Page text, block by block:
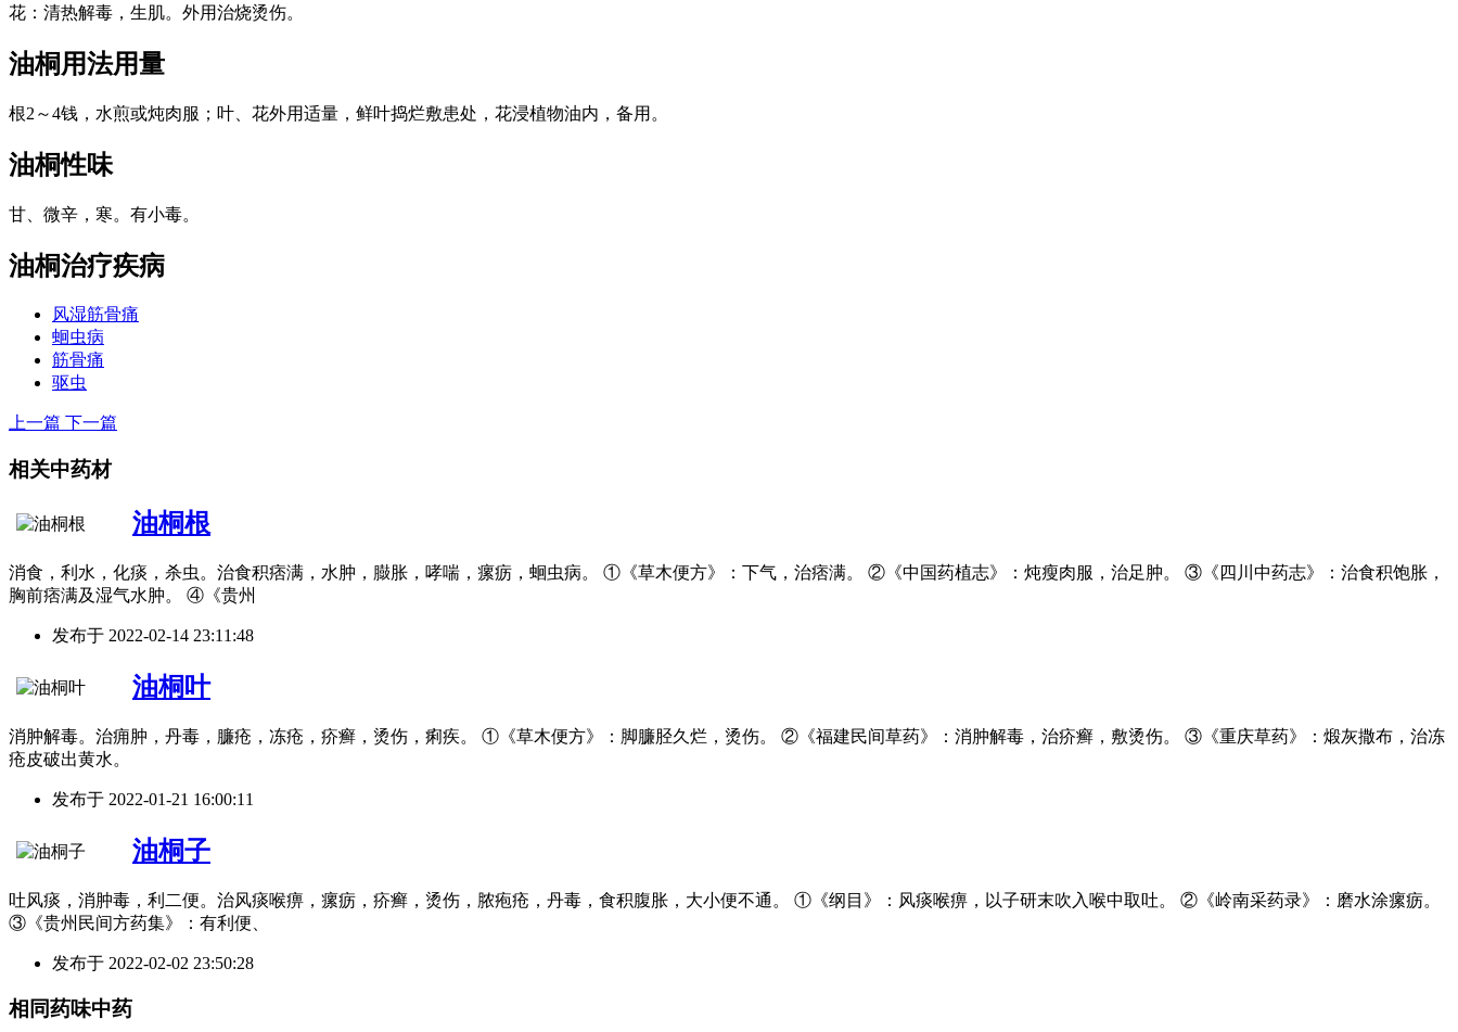
花：清热解毒，生肌。外用治烧烫伤。
油桐用法用量
根2～4钱，水煎或炖肉服；叶、花外用适量，鲜叶捣烂敷患处，花浸植物油内，备用。
油桐性味
甘、微辛，寒。有小毒。
油桐治疗疾病
风湿筋骨痛
蛔虫病
筋骨痛
驱虫
上一篇 下一篇
相关中药材
油桐根
消食，利水，化痰，杀虫。治食积痞满，水肿，臌胀，哮喘，瘰疬，蛔虫病。 ①《草木便方》：下气，治痞满。 ②《中国药植志》：炖瘦肉服，治足肿。 ③《四川中药志》：治食积饱胀，
胸前痞满及湿气水肿。 ④《贵州
发布于 2022-02-14 23:11:48
油桐叶
消肿解毒。治痈肿，丹毒，臁疮，冻疮，疥癣，烫伤，痢疾。 ①《草木便方》：脚臁胫久烂，烫伤。 ②《福建民间草药》：消肿解毒，治疥癣，敷烫伤。 ③《重庆草药》：煅灰撒布，治冻
疮皮破出黄水。
发布于 2022-01-21 16:00:11
油桐子
吐风痰，消肿毒，利二便。治风痰喉痹，瘰疬，疥癣，烫伤，脓疱疮，丹毒，食积腹胀，大小便不通。 ①《纲目》：风痰喉痹，以子研末吹入喉中取吐。 ②《岭南采药录》：磨水涂瘰疬。
③《贵州民间方药集》：有利便、
发布于 2022-02-02 23:50:28
相同药味中药